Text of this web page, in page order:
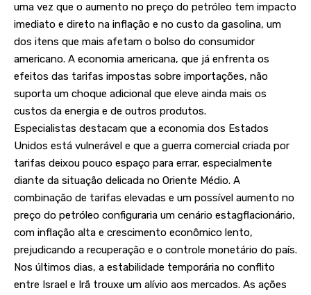
uma vez que o aumento no preço do petróleo tem impacto
imediato e direto na inflação e no custo da gasolina, um
dos itens que mais afetam o bolso do consumidor
americano. A economia americana, que já enfrenta os
efeitos das tarifas impostas sobre importações, não
suporta um choque adicional que eleve ainda mais os
custos da energia e de outros produtos.
Especialistas destacam que a economia dos Estados
Unidos está vulnerável e que a guerra comercial criada por
tarifas deixou pouco espaço para errar, especialmente
diante da situação delicada no Oriente Médio. A
combinação de tarifas elevadas e um possível aumento no
preço do petróleo configuraria um cenário estagflacionário,
com inflação alta e crescimento econômico lento,
prejudicando a recuperação e o controle monetário do país.
Nos últimos dias, a estabilidade temporária no conflito
entre Israel e Irã trouxe um alívio aos mercados. As ações